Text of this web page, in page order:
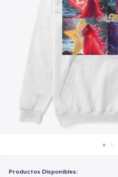
Venda en
Venda lo
Productos Disponibles:
21,99 US$
15,99 US$
Women's Classic Tee
23,99 US$
Heavy Tee
44,99 US$